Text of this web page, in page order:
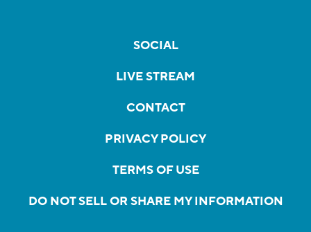
SOCIAL
LIVE STREAM
CONTACT
PRIVACY POLICY
TERMS OF USE
DO NOT SELL OR SHARE MY INFORMATION